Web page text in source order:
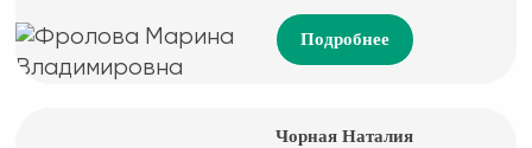
Подробнее
Чорная Наталия